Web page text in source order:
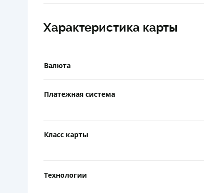
Характеристика карты
Валюта
Платежная система
Класс карты
Технологии